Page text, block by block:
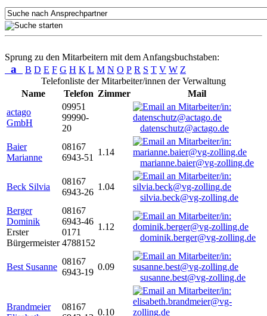
Sprung zu den Mitarbeitern mit dem Anfangsbuchstaben:
a B D E F G H K L M N O P R S T V W Z
Telefonliste der Mitarbeiter/innen der Verwaltung
Name
Telefon Zimmer
Mail
actago
GmbH
09951
99990-
20
datenschutz@actago.de
Baier
Marianne
08167
6943-51
1.14
marianne.baier@vg-zolling.de
Beck Silvia
08167
6943-26
1.04
silvia.beck@vg-zolling.de
Berger
Dominik
Erster
Bürgermeister
08167
6943-46
0171
4788152
1.12
dominik.berger@vg-zolling.de
Best Susanne
08167
6943-19
0.09
susanne.best@vg-zolling.de
Brandmeier
08167
0.10